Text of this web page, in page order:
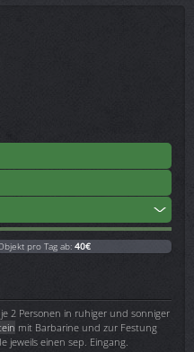
pro Tag ab: 40€
2 Personen in ruhiger und sonniger
mit Barbarine und zur Festung
jeweils einen sep. Eingang.